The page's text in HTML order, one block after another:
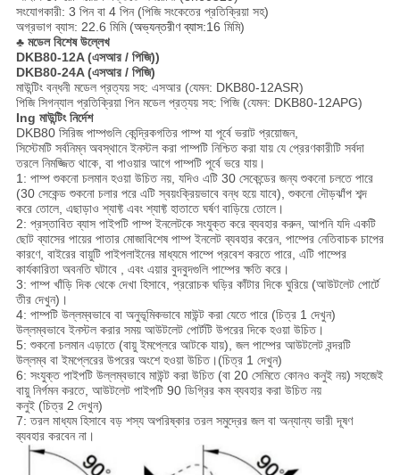
সংযোগকারী: 3 পিন বা 4 পিন (পিজি সংকেতের প্রতিক্রিয়া সহ)
অগ্রভাগ ব্যাস: 22.6 মিমি (অভ্যন্তরীণ ব্যাস:16 মিমি)
♣ মডেল বিশেষ উল্লেখ
DKB80-12A (এসআর / পিজি))
DKB80-24A (এসআর / পিজি)
মাউন্টিং বন্ধনী মডেল প্রত্যয় সহ: এসআর (যেমন: DKB80-12ASR)
পিজি সিগন্যাল প্রতিক্রিয়া পিন মডেল প্রত্যয় সহ: পিজি (যেমন: DKB80-12APG)
Ing মাউন্টিং নির্দেশ
DKB80 সিরিজ পাম্পগুলি কেন্দ্রিকগতির পাম্প যা পূর্বে ভরাট প্রয়োজন,
সিস্টেমটি সর্বনিম্ন অবস্থানে ইনস্টল করা পাম্পটি নিশ্চিত করা যায় যে প্রেরণকারীটি সর্বদা
তরলে নিমজ্জিত থাকে, বা পাওয়ার আগে পাম্পটি পূর্বে ভরে যায়।
1: পাম্প শুকনো চলমান হওয়া উচিত নয়, যদিও এটি 30 সেকেন্ডের জন্য শুকনো চলতে পারে
(30 সেকেন্ড শুকনো চলার পরে এটি স্বয়ংক্রিয়ভাবে বন্ধ হয়ে যাবে), শুকনো দৌড়ঝাঁপ শব্দ
করে তোলে, এছাড়াও শ্যাফ্ট এবং শ্যাফ্ট হাতাতে ঘর্ষণ বাড়িয়ে তোলে।
2: প্রস্তাবিত ব্যাস পাইপটি পাম্প ইনলেটকে সংযুক্ত করে ব্যবহার করুন, আপনি যদি একটি
ছোট ব্যাসের পায়ের পাতার মোজাবিশেষ পাম্প ইনলেট ব্যবহার করেন, পাম্পের নেতিবাচক চাপের
কারণে, বাইরের বায়ুটি পাইপলাইনের মাধ্যমে পাম্পে প্রবেশ করতে পারে, এটি পাম্পের
কার্যকারিতা অবনতি ঘটাবে , এবং এয়ার বুদবুদগুলি পাম্পের ক্ষতি করে।
3: পাম্প খাঁড়ি দিক থেকে দেখা হিসাবে, প্ররোচক ঘড়ির কাঁটার দিকে ঘুরিয়ে (আউটলেট পোর্টে
তীর দেখুন)।
4: পাম্পটি উল্লম্বভাবে বা অনুভূমিকভাবে মাউন্ট করা যেতে পারে (চিত্র 1 দেখুন)
উল্লম্বভাবে ইনস্টল করার সময় আউটলেট পোর্টটি উপরের দিকে হওয়া উচিত।
5: শুকনো চলমান এড়াতে (বায়ু ইমপ্লেরে আটকে যায়), জল পাম্পের আউটলেট বন্দরটি
উল্লম্ব বা ইমপ্লেরের উপরের অংশে হওয়া উচিত।(চিত্র 1 দেখুন)
6: সংযুক্ত পাইপটি উল্লম্বভাবে মাউন্ট করা উচিত (বা 20 সেমিতে কোনও কনুই নয়) সহজেই
বায়ু নির্গমন করতে, আউটলেট পাইপটি 90 ডিগ্রির কম ব্যবহার করা উচিত নয়
কনুই (চিত্র 2 দেখুন)
7: তরল মাধ্যম হিসাবে বড় শস্য অপরিষ্কার তরল সমুদ্রের জল বা অন্যান্য ভারী দূষণ
ব্যবহার করবেন না।